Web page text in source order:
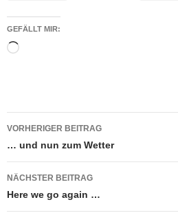
GEFÄLLT MIR:
Wird
Beitragsnavigation
VORHERIGER BEITRAG
… und nun zum Wetter
NÄCHSTER BEITRAG
Here we go again …